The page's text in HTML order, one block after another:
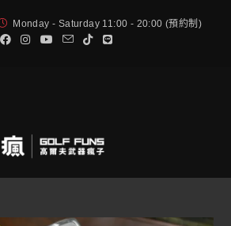
Monday - Saturday 11:00 - 20:00 (預約制)